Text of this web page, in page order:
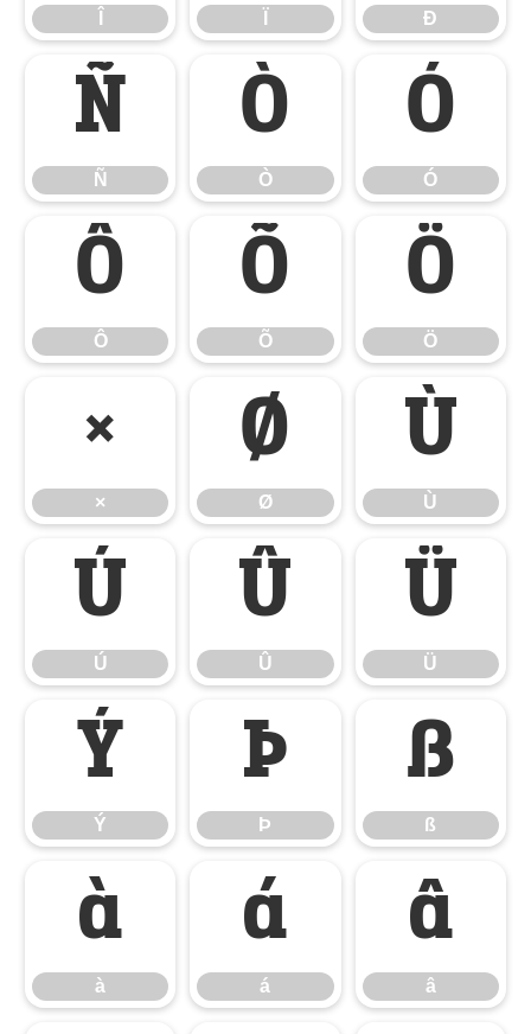
Ð
Ñ
Ñ
Ò
Ò
Ó
Ó
Ô
Ô
Õ
Õ
Ö
Ö
×
×
Ø
Ø
Ù
Ù
Ú
Ú
Û
Û
Ü
Ü
Ý
Ý
Þ
Þ
ß
ß
à
à
á
á
â
â